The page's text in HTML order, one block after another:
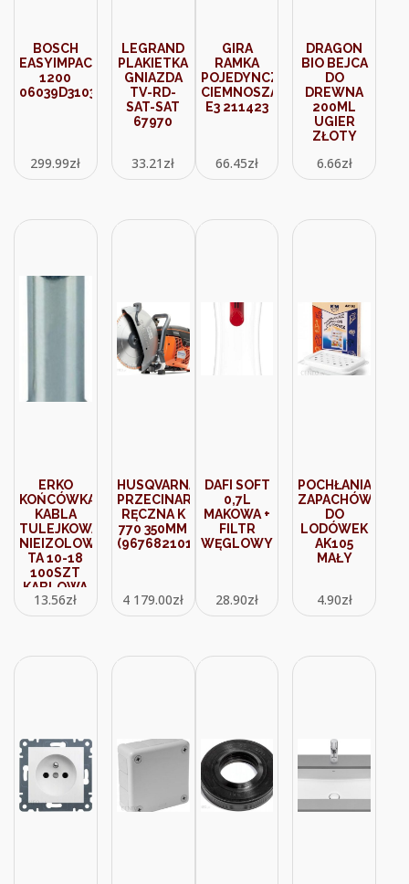
BOSCH
EASYIMPACT
1200
06039D3103
299.99zł
LEGRAND
PLAKIETKA
GNIAZDA
TV-RD-
SAT-SAT
67970
33.21 zł
GIRA
RAMKA
POJEDYNCZA
CIEMNOSZARY/ANTRACYT
E3 211423
66.45zł
DRAGON
BIO BEJCA
DO
DREWNA
200ML
UGIER
ZŁOTY
6.66zł
ERKO
KOŃCÓWKA
KABLA
TULEJKOWA
NIEIZOLOWANA
TA 10-18
100SZT
KABLOWA
13.56zł
HUSQVARNA
PRZECINARKA
RĘCZNA K
770 350MM
(967682101)
4 179.00zł
DAFI SOFT
0,7L
MAKOWA +
FILTR
WĘGLOWY
28.90zł
POCHŁANIACZ
ZAPACHÓW
DO
LODÓWEK
AK105
MAŁY
4.90zł